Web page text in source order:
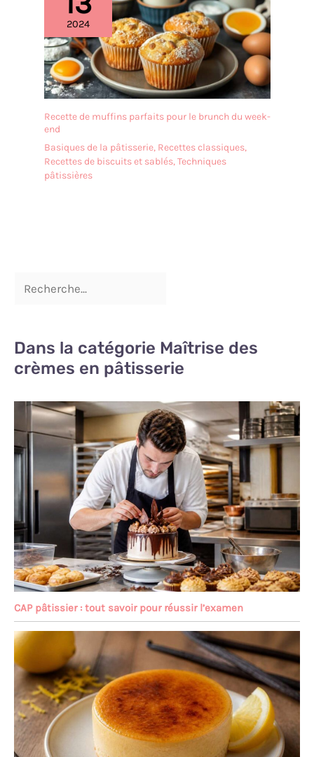
les plateaux arrivent
cassés
2024
Recette de muffins parfaits pour le brunch du week-
end
Basiques de la pâtisserie, Recettes classiques,
Recettes de biscuits et sablés,Techniques
pâtissières
Dans la catégorie Maîtrise des
crèmes en pâtisserie
CAP pâtissier : tout savoir pour réussir l’examen